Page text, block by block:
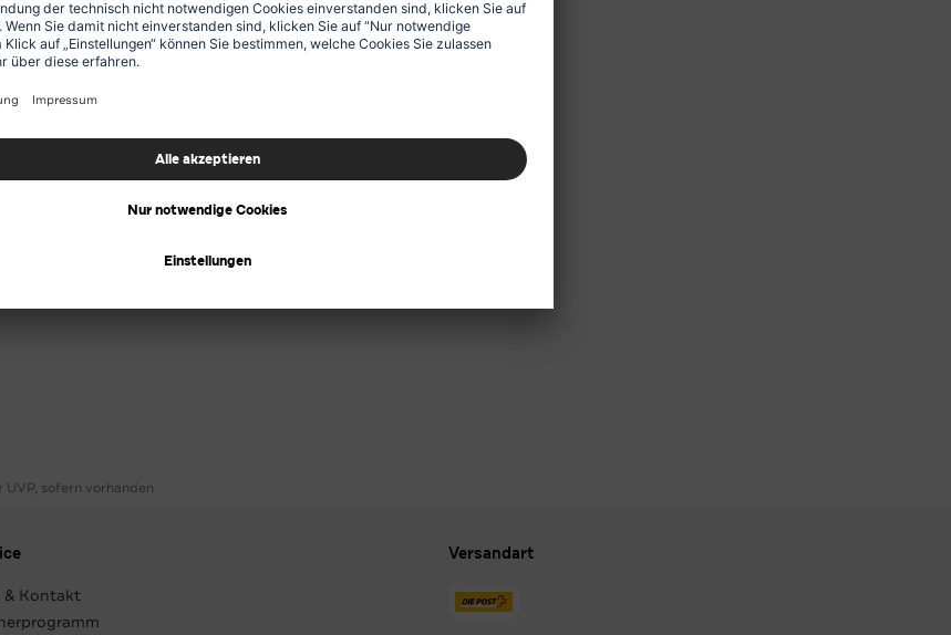
sofern vorhanden
& Kontakt
Versandart